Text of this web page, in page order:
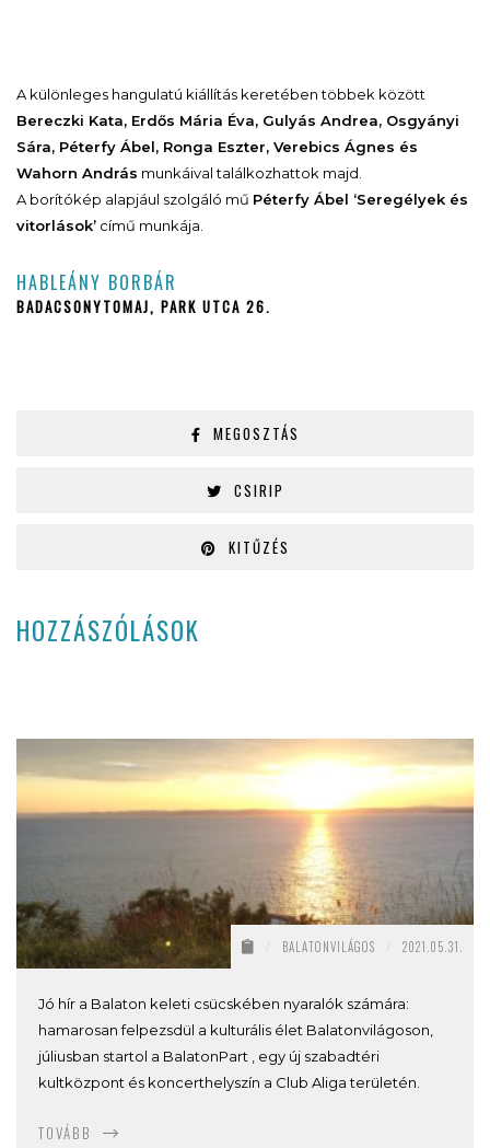
A különleges hangulatú kiállítás keretében többek között
Bereczki Kata, Erdős Mária Éva, Gulyás Andrea, Osgyányi
Sára, Péterfy Ábel, Ronga Eszter, Verebics Ágnes és
Wahorn András munkáival találkozhattok majd.
A borítókép alapjául szolgáló mű Péterfy Ábel ‘Seregélyek és
vitorlások’ című munkája.
HABLEÁNY BORBÁR
BADACSONYTOMAJ, PARK UTCA 26.
MEGOSZTÁS
CSIRIP
KITŰZÉS
HOZZÁSZÓLÁSOK
BALATONVILÁGOS 2021.05.31.
Jó hír a Balaton keleti csücskében nyaralók számára:
hamarosan felpezsdül a kulturális élet Balatonvilágoson,
júliusban startol a BalatonPart , egy új szabadtéri
kultközpont és koncerthelyszín a Club Aliga területén.
TOVÁBB